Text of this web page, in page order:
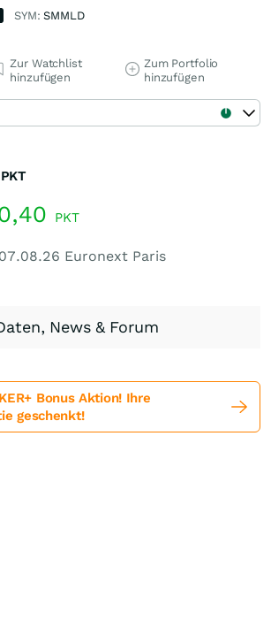
SYM:SMMLD
Zur Watchlist
hinzufügen
Zum Portfolio
hinzufügen
PKT
PKT
07.08.26 Euronext Paris
News & Forum
Bonus Aktion! Ihre
geschenkt!